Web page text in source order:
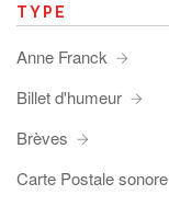
TYPE
Anne Franck
Billet d'humeur
Brèves
Carte Postale sonore